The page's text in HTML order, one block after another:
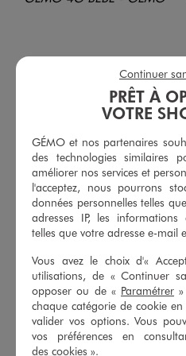
Bodies manches longues bébé (lot de 3)
9,99 €
5/5 de moyenne
(120 avis)
AJOUTER AU PANIER
4.2/5
PRÊT À
VOTRE
GÉMO et nos partenaires
des technologies similaires
améliorer nos services et
l'acceptez, nous pourrons
données personnelles telles
adresses IP, les
telles que votre adresse e-mail
Vous avez le choix d'«
utilisations, de « Continuer
opposer ou de « Paramétrer
chaque catégorie de cookie
valider vos options. Vous
vos préférences en
des cookies ».
Continuer